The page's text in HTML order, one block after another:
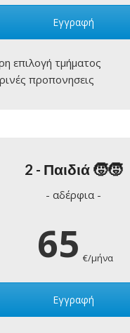
Εγγραφή
επιλογή τμήματος
προπονησεις
2 - Παιδιά 🧒🧒
- αδέρφια -
65 €/μήνα
Εγγραφή